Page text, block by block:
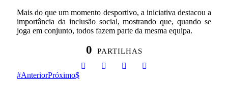
Mais do que um momento desportivo, a iniciativa destacou a
importância da inclusão social, mostrando que, quando se
joga em conjunto, todos fazem parte da mesma equipa.
0 PARTILHAS
AnteriorPróximo